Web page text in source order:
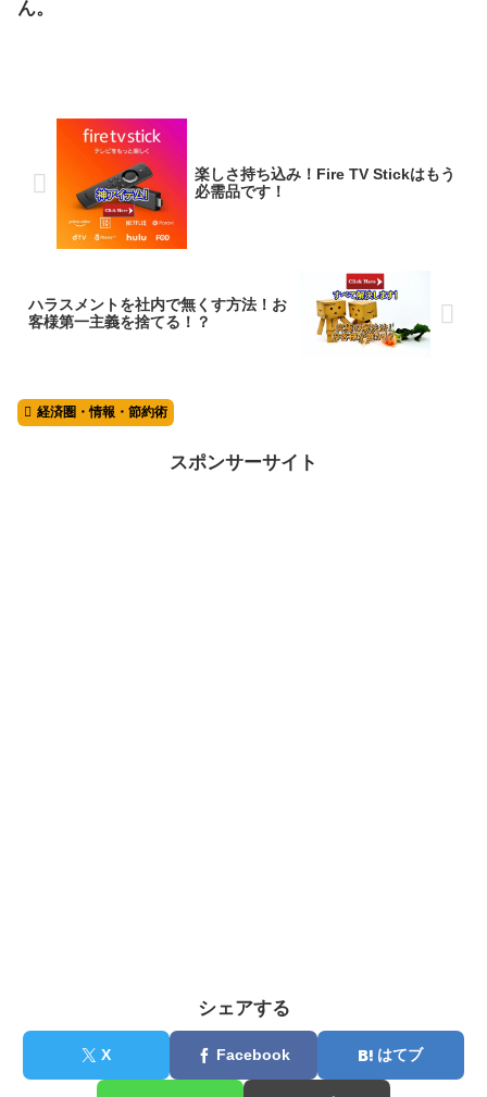
ん。
楽しさ持ち込み！Fire TV Stickはもう
必需品です！
ハラスメントを社内で無くす方法！お
客様第一主義を捨てる！？
経済圏・情報・節約術
スポンサーサイト
シェアする
X Facebook はてブ